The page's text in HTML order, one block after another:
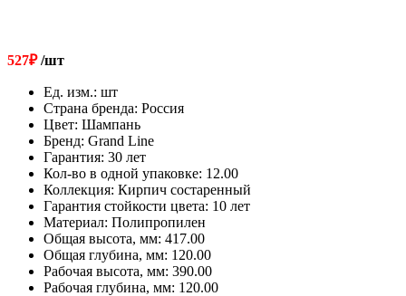
527₽/шт
Ед. изм.: шт
Страна бренда: Россия
Цвет: Шампань
Бренд: Grand Line
Гарантия: 30 лет
Кол-во в одной упаковке: 12.00
Коллекция: Кирпич состаренный
Гарантия стойкости цвета: 10 лет
Материал: Полипропилен
Общая высота, мм: 417.00
Общая глубина, мм: 120.00
Рабочая высота, мм: 390.00
Рабочая глубина, мм: 120.00